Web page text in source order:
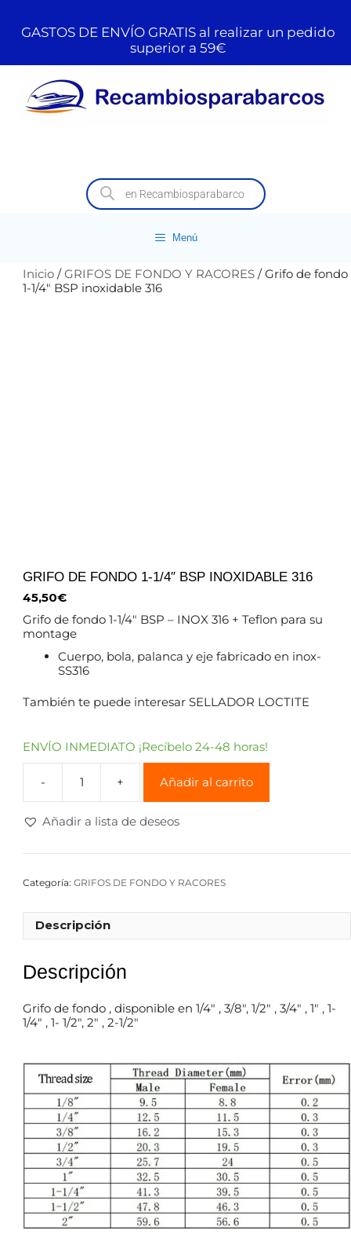
GASTOS DE ENVÍO GRATIS al realizar un pedido
superior a 59€
Menú
Inicio /GRIFOS DE FONDO Y RACORES / Grifo de fondo
1-1/4″ BSP inoxidable 316
GRIFO DE FONDO 1-1/4″ BSP INOXIDABLE 316
45,50€
Grifo de fondo 1-1/4″ BSP – INOX 316 + Teflon para su
montage
Cuerpo, bola, palanca y eje fabricado en inox-
SS316
También te puede interesar SELLADOR LOCTITE
ENVÍO INMEDIATO ¡Recíbelo 24-48 horas!
Añadir al carrito
Añadir a lista de deseos
Categoría: GRIFOS DE FONDO Y RACORES
Descripción
Descripción
Grifo de fondo , disponible en 1/4″ , 3/8″, 1/2″ , 3/4″ , 1″ , 1-
1/4″ , 1- 1/2″, 2″ , 2-1/2″